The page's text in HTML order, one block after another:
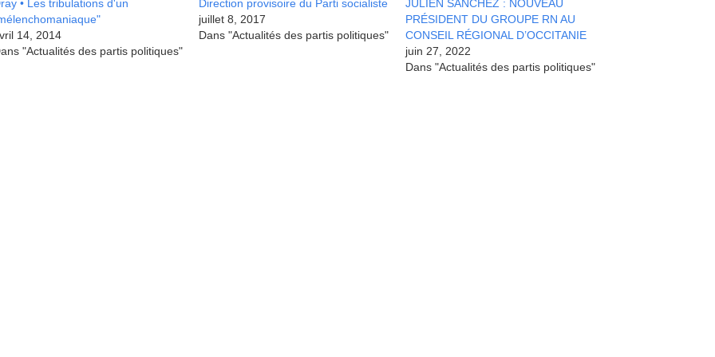
• Les tribulations d'un
14, 2014
"Actualités des partis politiques"
Direction provisoire du Parti socialiste
juillet 8, 2017
Dans "Actualités des partis politiques"
JULIEN SANCHEZ : NOUVEAU
PRÉSIDENT DU GROUPE RN AU
CONSEIL RÉGIONAL D’OCCITANIE
juin 27, 2022
Dans "Actualités des partis politiques"